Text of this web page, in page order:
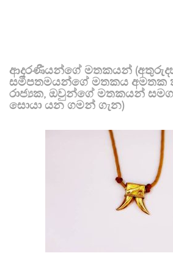
ආදරණීයන්ගේ මතකයන්
සමීපතමයන්ගේ මතකය අමතක
රාජ්‍යක, ඔවුන්ගේ මතකයන්
සොයා යන ගමන් ගැන)